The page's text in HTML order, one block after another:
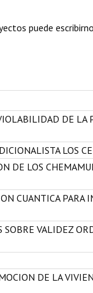
puede
DE LA
LOS
DE LOS
CUANTICA PARA
SOBRE VALIDEZ
DE LA